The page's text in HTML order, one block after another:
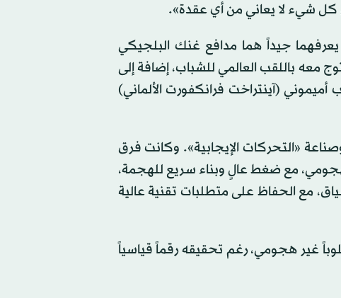
كل شيء لا يعاني من أي عقدة».
يعرفهما جيداً هما مدافع غنك البلجيكي
ستراسبورغ الفرنسي ياسين جسيم (20 عاماً) الذي توج معه باللقب العالمي للشباب، إضافة إلى
(آينتراخت فرانكفورت الألماني)
«التحركات الإيجابية». وكانت فرق
مع ضغط عالٍ وبناء سريع للهجمة،
و4-3-3 حسب الفئة العمرية والسياق، مع الحفاظ على متطلبات تقنية عالية
غير هجومي، رغم تحقيقه رقماً قياسياً